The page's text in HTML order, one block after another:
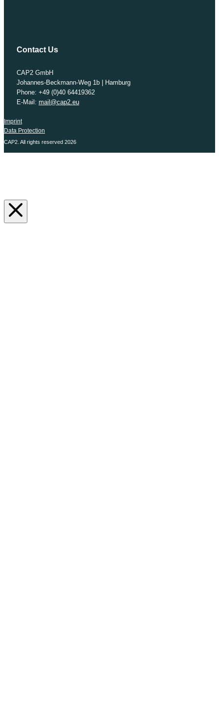
Contact Us
CAP2 GmbH
Johannes-Beckmann-Weg 1b | Hamburg
Phone: +49 (0)40 64419362
E-Mail: mail@cap2.eu
Imprint
Data Protection
CAP2. All rights reserved 2026